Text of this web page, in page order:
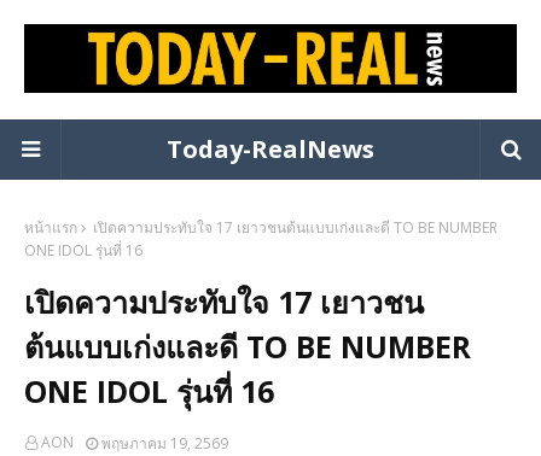
Today-RealNews
หน้าแรก
เปิดความประทับใจ 17 เยาวชนต้นแบบเก่งและดี TO BE NUMBER
ONE IDOL รุ่นที่ 16
เปิดความประทับใจ 17 เยาวชน
ต้นแบบเก่งและดี TO BE NUMBER
ONE IDOL รุ่นที่ 16
AON พฤษภาคม 19, 2569